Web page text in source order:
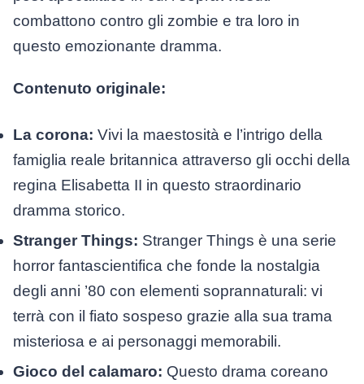
combattono contro gli zombie e tra loro in
questo emozionante dramma.
Contenuto originale:
La corona: Vivi la maestosità e l’intrigo della
famiglia reale britannica attraverso gli occhi della
regina Elisabetta II in questo straordinario
dramma storico.
Stranger Things: Stranger Things è una serie
horror fantascientifica che fonde la nostalgia
degli anni ’80 con elementi soprannaturali: vi
terrà con il fiato sospeso grazie alla sua trama
misteriosa e ai personaggi memorabili.
Gioco del calamaro: Questo drama coreano